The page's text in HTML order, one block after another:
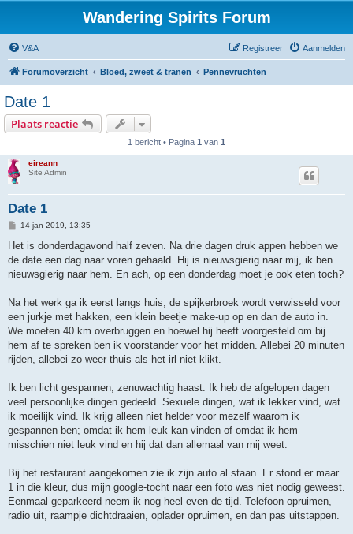
Wandering Spirits Forum
V&A Aanmelden
Registreer
Forumoverzicht Bloed, zweet & tranen Pennevruchten
Date 1
Plaats reactie
1 bericht • Pagina 1 van 1
eireann
Site Admin
Date 1
B
r
c
h
14 jan 2019, 13:35
Het is donderdagavond half zeven. Na drie dagen druk appen hebben we
de date een dag naar voren gehaald. Hij is nieuwsgierig naar mij, ik ben
nieuwsgierig naar hem. En ach, op een donderdag moet je ook eten toch?
Na het werk ga ik eerst langs huis, de spijkerbroek wordt verwisseld voor
een jurkje met hakken, een klein beetje make-up op en dan de auto in.
We moeten 40 km overbruggen en hoewel hij heeft voorgesteld om bij
hem af te spreken ben ik voorstander voor het midden. Allebei 20 minuten
rijden, allebei zo weer thuis als het irl niet klikt.
Ik ben licht gespannen, zenuwachtig haast. Ik heb de afgelopen dagen
veel persoonlijke dingen gedeeld. Sexuele dingen, wat ik lekker vind, wat
ik moeilijk vind. Ik krijg alleen niet helder voor mezelf waarom ik
gespannen ben; omdat ik hem leuk kan vinden of omdat ik hem
misschien niet leuk vind en hij dat dan allemaal van mij weet.
Bij het restaurant aangekomen zie ik zijn auto al staan. Er stond er maar
1 in die kleur, dus mijn google-tocht naar een foto was niet nodig geweest.
Eenmaal geparkeerd neem ik nog heel even de tijd. Telefoon opruimen,
radio uit, raampje dichtdraaien, oplader opruimen, en dan pas uitstappen.